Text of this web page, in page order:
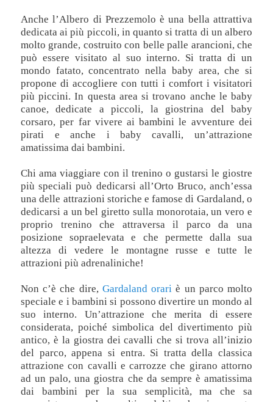
Anche l’Albero di Prezzemolo è una bella attrattiva
dedicata ai più piccoli, in quanto si tratta di un albero
molto grande, costruito con belle palle arancioni, che
può essere visitato al suo interno. Si tratta di un
mondo fatato, concentrato nella baby area, che si
propone di accogliere con tutti i comfort i visitatori
più piccini. In questa area si trovano anche le baby
canoe, dedicate a piccoli, la giostrina del baby
corsaro, per far vivere ai bambini le avventure dei
pirati e anche i baby cavalli, un’attrazione
amatissima dai bambini.
Chi ama viaggiare con il trenino o gustarsi le giostre
più speciali può dedicarsi all’Orto Bruco, anch’essa
una delle attrazioni storiche e famose di Gardaland, o
dedicarsi a un bel giretto sulla monorotaia, un vero e
proprio trenino che attraversa il parco da una
posizione sopraelevata e che permette dalla sua
altezza di vedere le montagne russe e tutte le
attrazioni più adrenaliniche!
Non c’è che dire, Gardaland orari è un parco molto
speciale e i bambini si possono divertire un mondo al
suo interno. Un’attrazione che merita di essere
considerata, poiché simbolica del divertimento più
antico, è la giostra dei cavalli che si trova all’inizio
del parco, appena si entra. Si tratta della classica
attrazione con cavalli e carrozze che girano attorno
ad un palo, una giostra che da sempre è amatissima
dai bambini per la sua semplicità, ma che sa